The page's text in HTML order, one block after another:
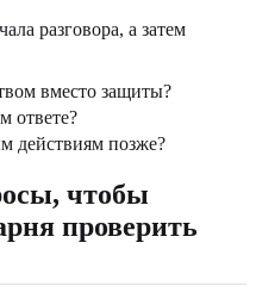
разговора, а затем
вместо защиты?
ответе?
действиям позже?
чтобы
проверить